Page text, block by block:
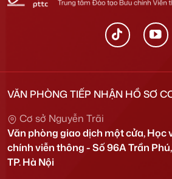
VĂN PHÒNG TIẾP NHẬN HỒ SƠ
Cơ sở Nguyễn Trãi
Văn phòng giao dịch một cửa, Học
chính viễn thông - Số 96A Trần
TP. Hà Nội